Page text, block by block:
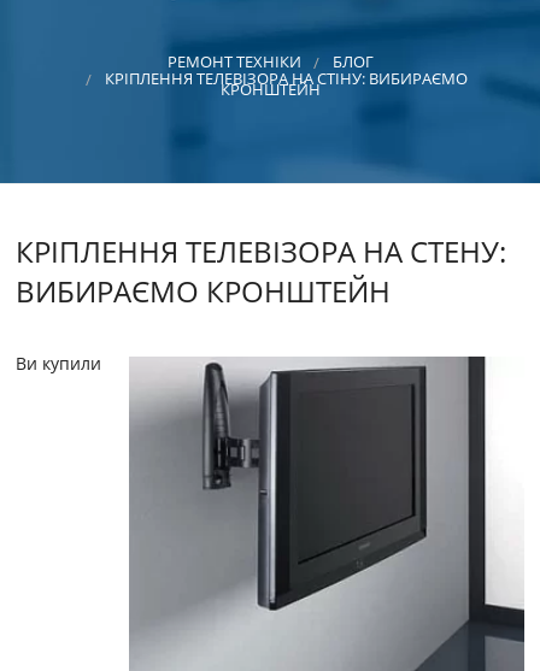
РЕМОНТ ТЕХНІКИ
БЛОГ
КРІПЛЕННЯ ТЕЛЕВІЗОРА НА СТІНУ: ВИБИРАЄМО
КРОНШТЕЙН
КРІПЛЕННЯ ТЕЛЕВІЗОРА НА СТЕНУ:
ВИБИРАЄМО КРОНШТЕЙН
Ви купили